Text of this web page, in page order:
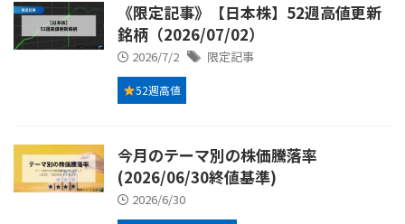
《限定記事》【日本株】52週高値更新
銘柄（2026/07/02）
2026/7/2 限定記事
52週高値
今月のテーマ別の株価騰落率
(2026/06/30終値基準)
2026/6/30